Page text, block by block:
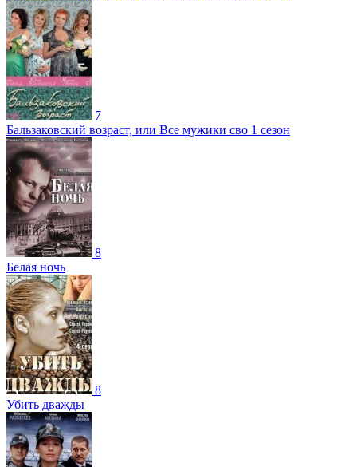
7
Бальзаковский возраст, или Все мужики сво 1 сезон
8
Белая ночь
8
Убить дважды